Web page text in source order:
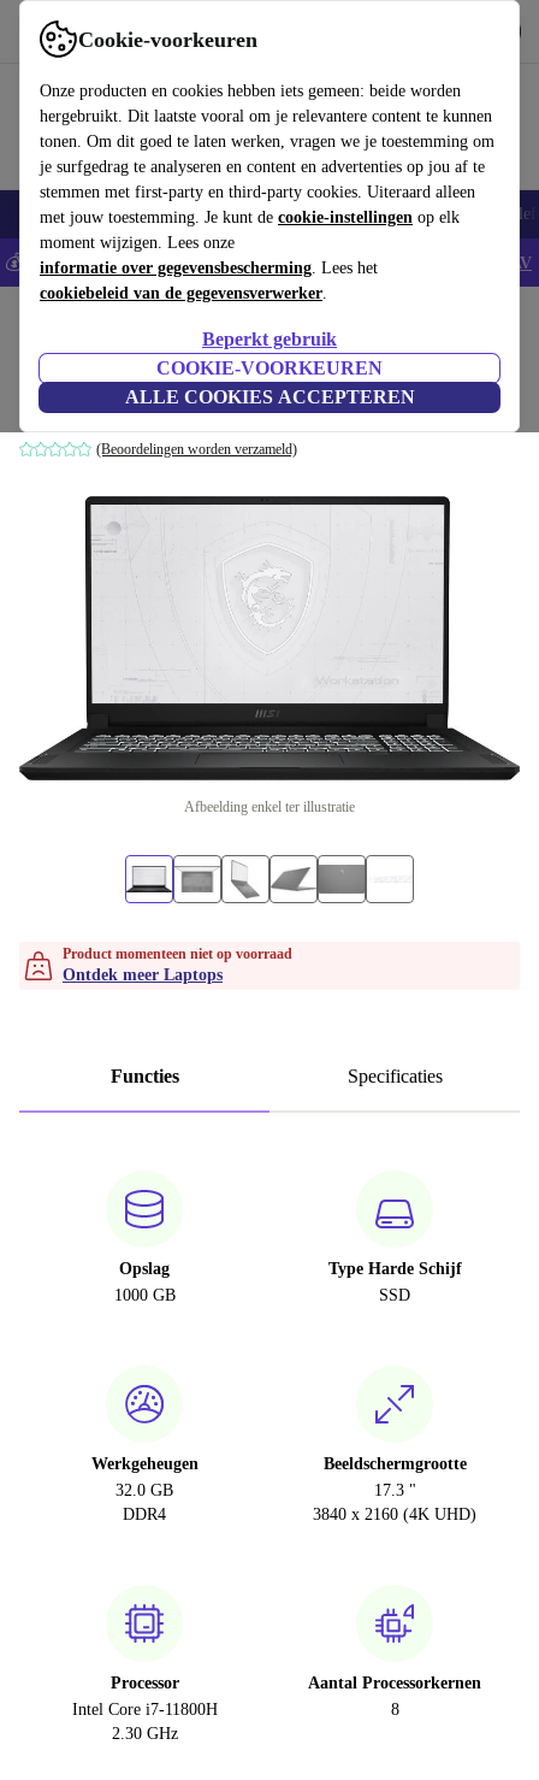
Cookie-voorkeuren
Onze producten en cookies hebben iets gemeen: beide worden
hergebruikt. Dit laatste vooral om je relevantere content te kunnen
tonen. Om dit goed te laten werken, vragen we je toestemming om
je surfgedrag te analyseren en content en advertenties op jou af te
stemmen met first-party en third-party cookies. Uiteraard alleen
met jouw toestemming. Je kunt de cookie-instellingen op elk
moment wijzigen. Lees onze
informatie over gegevensbescherming. Lees het
cookiebeleid van de gegevensverwerker.
Beperkt gebruik
COOKIE-VOORKEUREN
ALLE COOKIES ACCEPTEREN
Gebruik refurbed snel en eenvoudig
Smartphones Laptops Tablets Smartwatches Accessoires
💰Bespaar 5% EXTRA op alle iPhones - Code: IPHONEDEAL - AV
MSI WS76 11UK | i7-11800H | 17.3-inch
32 GB | 1 TB SSD | Win 11 Home | ES
(Beoordelingen worden verzameld)
Afbeelding enkel ter illustratie
Product momenteen niet op voorraad
Ontdek meer Laptops
Functies Specificaties
Opslag
1000 GB
Type Harde Schijf
SSD
Werkgeheugen
32.0 GB
DDR4
Beeldschermgrootte
17.3 "
3840 x 2160 (4K UHD)
Processor
Intel Core i7-11800H
2.30 GHz
Aantal Processorkernen
8